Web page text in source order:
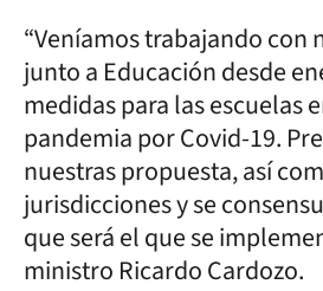
“Veníamos trabajando con
junto a Educación desde
medidas para las escuelas
pandemia por Covid-19.
nuestras propuesta, así
jurisdicciones y se
que será el que se
ministro Ricardo Cardozo.